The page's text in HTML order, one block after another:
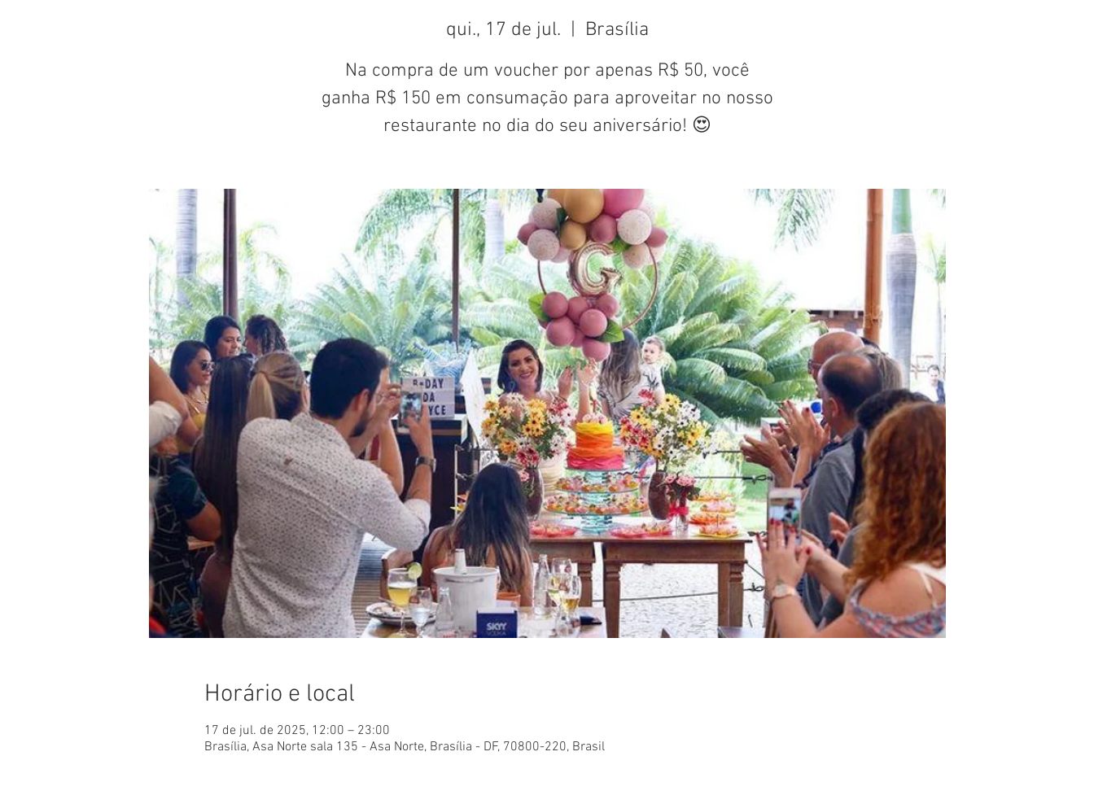
qui., 17 de jul.
Brasília
Na compra de um voucher por apenas R$ 50, você
ganha R$ 150 em consumação para aproveitar no nosso
restaurante no dia do seu aniversário! 😍
Horário e local
17 de jul. de 2025, 12:00 – 23:00
Brasília, Asa Norte sala 135 - Asa Norte, Brasília - DF, 70800-220, Brasil